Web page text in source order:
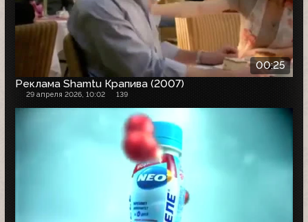
00:25
Реклама Shamtu Крапива (2007)
29 апреля 2026, 10:02 139